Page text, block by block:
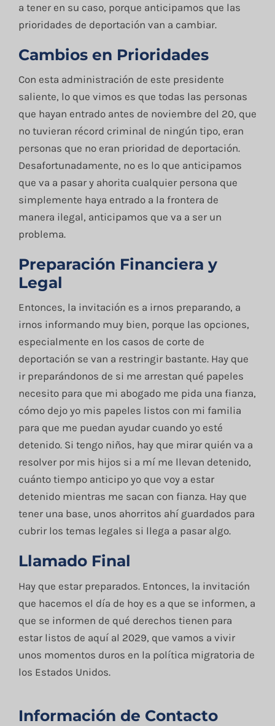
a tener en su caso, porque anticipamos que las
prioridades de deportación van a cambiar.
Cambios en Prioridades
Con esta administración de este presidente
saliente, lo que vimos es que todas las personas
que hayan entrado antes de noviembre del 20, que
no tuvieran récord criminal de ningún tipo, eran
personas que no eran prioridad de deportación.
Desafortunadamente, no es lo que anticipamos
que va a pasar y ahorita cualquier persona que
simplemente haya entrado a la frontera de
manera ilegal, anticipamos que va a ser un
problema.
Preparación Financiera y
Legal
Entonces, la invitación es a irnos preparando, a
irnos informando muy bien, porque las opciones,
especialmente en los casos de corte de
deportación se van a restringir bastante. Hay que
ir preparándonos de si me arrestan qué papeles
necesito para que mi abogado me pida una fianza,
cómo dejo yo mis papeles listos con mi familia
para que me puedan ayudar cuando yo esté
detenido. Si tengo niños, hay que mirar quién va a
resolver por mis hijos si a mí me llevan detenido,
cuánto tiempo anticipo yo que voy a estar
detenido mientras me sacan con fianza. Hay que
tener una base, unos ahorritos ahí guardados para
cubrir los temas legales si llega a pasar algo.
Llamado Final
Hay que estar preparados. Entonces, la invitación
que hacemos el día de hoy es a que se informen, a
que se informen de qué derechos tienen para
estar listos de aquí al 2029, que vamos a vivir
unos momentos duros en la política migratoria de
los Estados Unidos.
Información de Contacto